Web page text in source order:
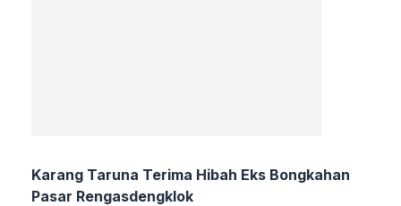
Karang Taruna Terima Hibah Eks Bongkahan
Pasar Rengasdengklok